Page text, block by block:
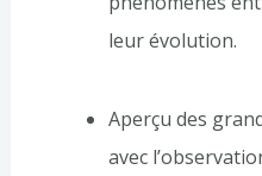
leur évolution.
Aperçu des
avec